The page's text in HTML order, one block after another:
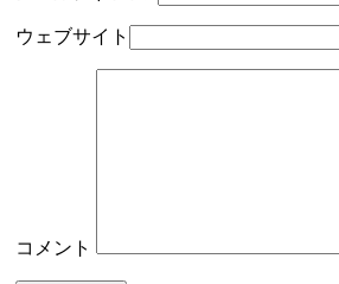
ウェブサイト
コメント